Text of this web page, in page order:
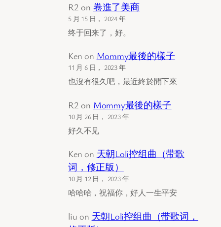
R2 on 卷進了美商
5 月 15 日， 2024 年
终于回来了，好。
Ken on Mommy最後的樣子
11 月 6 日， 2023 年
也沒有很久吧，最近終於閒下來
R2 on Mommy最後的樣子
10 月 26 日， 2023 年
好久不见
Ken on 天朝Loli控组曲（带歌
词，修正版）
10 月 12 日， 2023 年
哈哈哈，祝福你，好人一生平安
liu on 天朝Loli控组曲（带歌词，